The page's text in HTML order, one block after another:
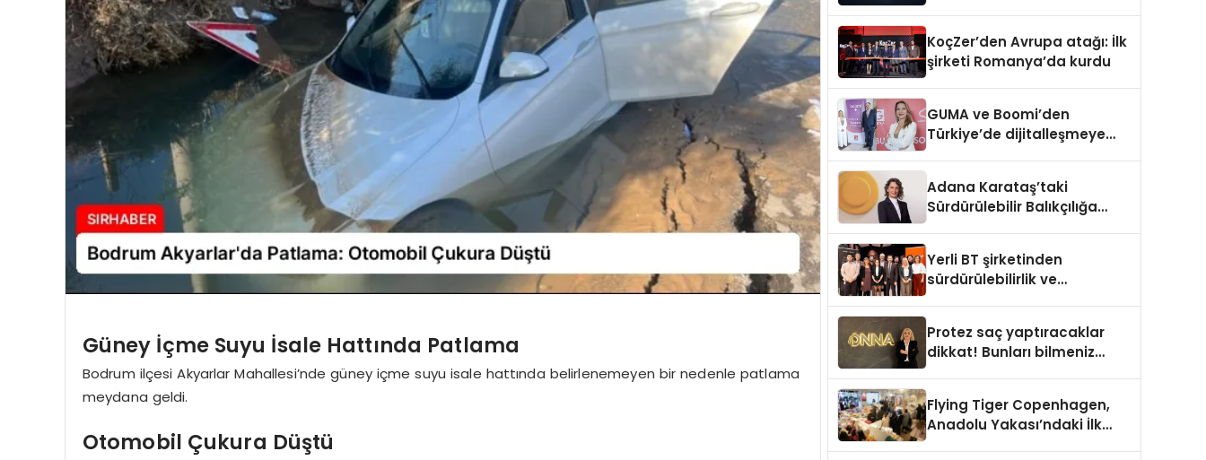
Güney İçme Suyu İsale Hattında Patlama
Bodrum ilçesi Akyarlar Mahallesi’nde güney içme suyu isale hattında belirlenemeyen bir nedenle patlama
meydana geldi.
Otomobil Çukura Düştü
KoçZer’den Avrupa atağı: İlk
şirketi Romanya’da kurdu
GUMA ve Boomi’den
Türkiye’de dijitalleşmeye
Adana Karataş’taki
Sürdürülebilir Balıkçılığa
Yerli BT şirketinden
sürdürülebilirlik ve
Protez saç yaptıracaklar
dikkat! Bunları bilmeniz
Flying Tiger Copenhagen,
Anadolu Yakası’ndaki İlk